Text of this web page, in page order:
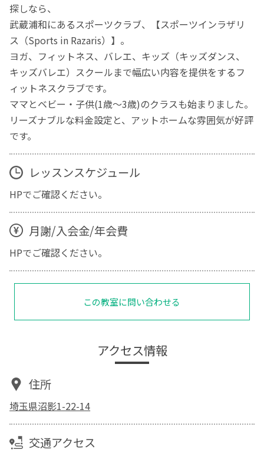
探しなら、
武蔵浦和にあるスポーツクラブ、【スポーツインラザリ
ス（Sports in Razaris）】。
ヨガ、フィットネス、バレエ、キッズ（キッズダンス、
キッズバレエ）スクールまで幅広い内容を提供をするフ
ィットネスクラブです。
ママとベビー・子供(1歳～3歳)のクラスも始まりました。
リーズナブルな料金設定と、アットホームな雰囲気が好評
です。
レッスンスケジュール
HPでご確認ください。
月謝/入会金/年会費
HPでご確認ください。
この教室に問い合わせる
アクセス情報
住所
埼玉県沼影1-22-14
交通アクセス